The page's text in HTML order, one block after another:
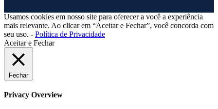
Usamos cookies em nosso site para oferecer a você a experiência
mais relevante. Ao clicar em “Aceitar e Fechar”, você concorda com
seu uso. - Política de Privacidade
Aceitar e Fechar
Fechar
Privacy Overview